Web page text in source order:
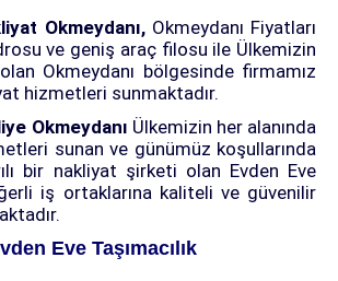
Okmeydanı, Okmeydanı Fiyatları
ve geniş araç filosu ile Ülkemizin
Okmeydanı bölgesinde firmamız
hizmetleri sunmaktadır.
Okmeydanı Ülkemizin her alanında
sunan ve günümüz koşullarında
bir nakliyat şirketi olan Evden Eve
iş ortaklarına kaliteli ve güvenilir
Eve Taşımacılık